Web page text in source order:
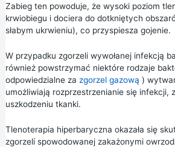
Zabieg ten powoduje, że wysoki poziom
krwiobiegu i dociera do dotkniętych
słabym ukrwieniu), co przyspiesza gojenie.
W przypadku zgorzeli wywołanej infekcją
również powstrzymać niektóre rodzaje
odpowiedzialne za zgorzel gazową )
umożliwiają rozprzestrzenianie się infekcji,
uszkodzeniu tkanki.
Tlenoterapia hiperbaryczna okazała się
zgorzeli spowodowanej zakażonymi